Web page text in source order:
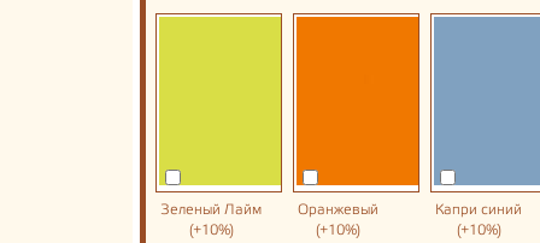
Зеленый Лайм
(+10%)
Оранжевый
(+10%)
Капри синий
(+10%)